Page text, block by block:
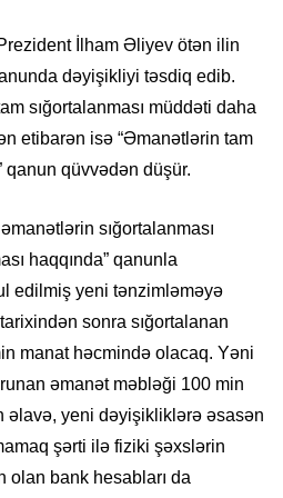
İlham Əliyev ötən ilin
dəyişikliyi təsdiq edib.
sığortalanması müddəti daha
etibarən isə “Əmanətlərin tam
qanun qüvvədən düşür.
sığortalanması
haqqında” qanunla
edilmiş yeni tənzimləməyə
sonra sığortalanan
manat həcmində olacaq. Yəni
əmanət məbləği 100 min
əlavə, yeni dəyişikliklərə əsasən
şərti ilə fiziki şəxslərin
olan bank hesabları da